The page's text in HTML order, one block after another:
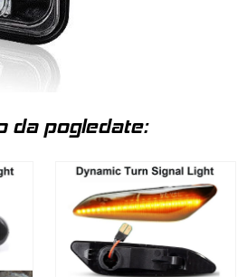
da pogledate: